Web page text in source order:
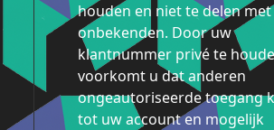
houden en niet te delen met
onbekenden. Door uw
klantnummer privé te
voorkomt u dat anderen
ongeautoriseerde toegang
tot uw account en mogelijk